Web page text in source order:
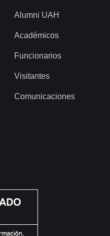
Alumni UAH
Académicos
Funcionarios
Visitantes
Comunicaciones